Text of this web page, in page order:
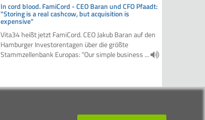
In cord blood. FamiCord - CEO Baran und CFO Pfaadt:
"Storing is a real cashcow, but acquisition is
expensive"
Vita34 heißt jetzt FamiCord. CEO Jakub Baran auf den
Hamburger Investorentagen über die größte
Stammzellenbank Europas: "Our simple business ...